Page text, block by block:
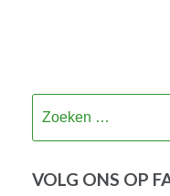
VOLG ONS OP